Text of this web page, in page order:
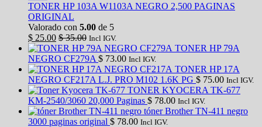
TONER HP 103A W1103A NEGRO 2,500 PAGINAS
ORIGINAL
Valorado con 5.00 de 5
$ 25.00 $35.00 Incl IGV.
TONER HP 79A
NEGRO CF279A $ 73.00 Incl IGV.
TONER HP 17A
NEGRO CF217A L.J. PRO M102 1.6K PG $ 75.00 Incl IGV.
TONER KYOCERA TK-677
KM-2540/3060 20,000 Paginas $ 78.00 Incl IGV.
tóner Brother TN-411 negro
3000 paginas original $ 78.00 Incl IGV.